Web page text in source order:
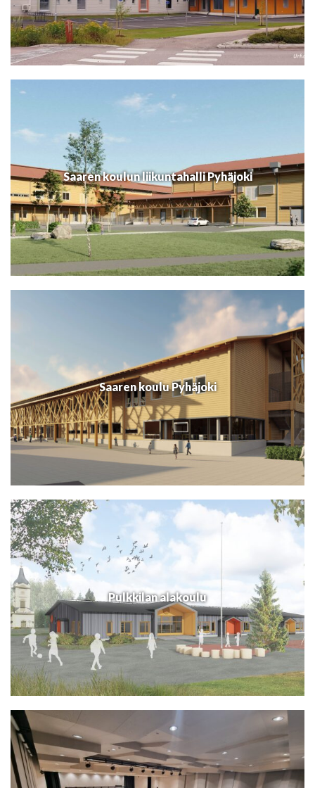
Saaren koulun liikuntahalli Pyhäjoki
Saaren koulu Pyhäjoki
Pulkkilan alakoulu